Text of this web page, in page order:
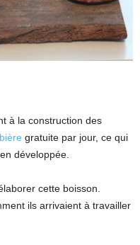
à la construction des
gratuite par jour, ce qui
développée.
cette boisson.
ils arrivaient à travailler